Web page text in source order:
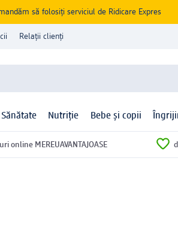
să folosiți serviciul de Ridicare Expres
Relații clienți
Sănătate Nutriție Bebe și copii
online MEREUAVANTAJOASE